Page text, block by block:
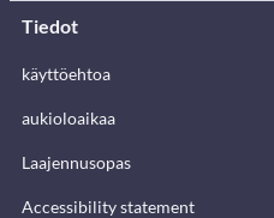
Tiedot
käyttöehtoa
aukioloaikaa
Laajennusopas
Accessibility statement